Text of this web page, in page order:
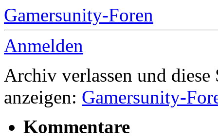
Gamersunity-Foren
Anmelden
Archiv verlassen und diese
anzeigen: Gamersunity-
Kommentare